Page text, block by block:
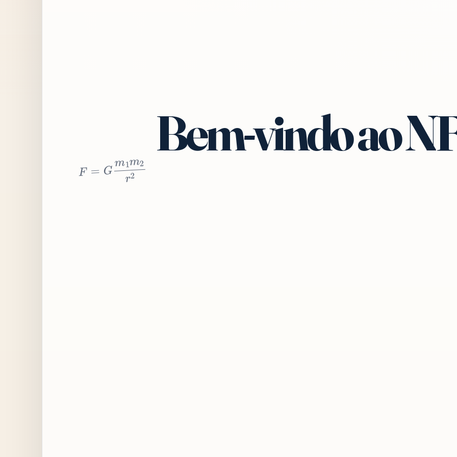
m1m2r2 Bem-vindo ao